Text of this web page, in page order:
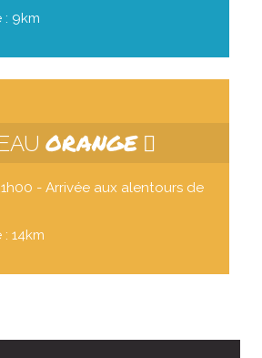
: 9km
ORANGE
- Arrivée aux alentours de
14km